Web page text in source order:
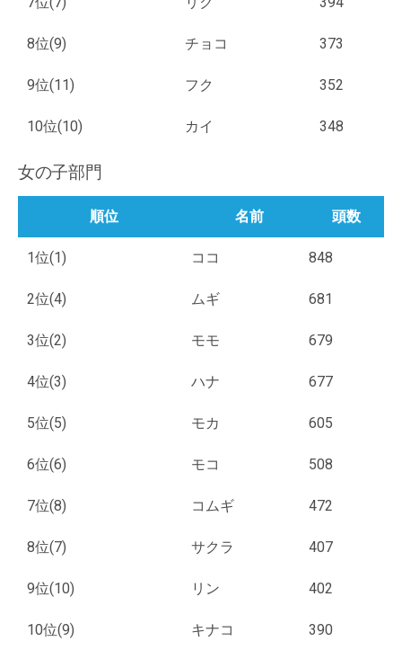
8位(9) チョコ 373
9位(11) フク 352
10位(10) カイ 348
女の子部門
順位 名前 頭数
1位(1) ココ 848
2位(4) ムギ 681
3位(2) モモ 679
4位(3) ハナ 677
5位(5) モカ 605
6位(6) モコ 508
7位(8) コムギ 472
8位(7) サクラ 407
9位(10) リン 402
10位(9) キナコ 390